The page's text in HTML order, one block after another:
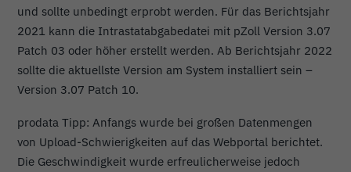
und sollte unbedingt erprobt werden. Für das Berichtsjahr
2021 kann die Intrastatabgabedatei mit pZoll Version 3.07
Patch 03 oder höher erstellt werden. Ab Berichtsjahr 2022
sollte die aktuellste Version am System installiert sein –
Version 3.07 Patch 10.
prodata Tipp: Anfangs wurde bei großen Datenmengen
von Upload-Schwierigkeiten auf das Webportal berichtet.
Die Geschwindigkeit wurde erfreulicherweise jedoch